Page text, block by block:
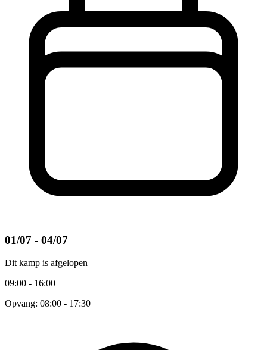
01/07 - 04/07
Dit kamp is afgelopen
09:00 - 16:00
Opvang: 08:00 - 17:30